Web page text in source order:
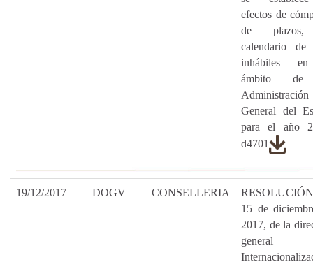
efectos de
de
calendario de
inhábiles
ámbito
Administración
General del
para el año
d4701
19/12/2017 DOGV CONSELLERIA
15 de
2017, de la
general